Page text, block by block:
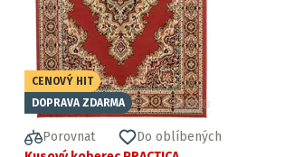
CENOVÝ HIT
DOPRAVA ZDARMA
Porovnat
Do oblíbených